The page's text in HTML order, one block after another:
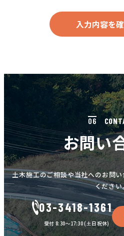
情報が漏洩しないよう対
委託業者も監督します。
示します。
公開された個人情報が事
に応じます。
個人情報の取り扱いに関
に対処します。
本個人情報保護方針は、
です。
＜個人情報に関するお問い合わせ
当社の個人情報の取扱に関する
絡ください。
日鋪建設株式会社 TEL:03-
【Googleアナリティクスの使用
当サイトでは、より良いサービ
06
お問い
土木施工のご相談や当社へのお問
ください
03-3418-1361
受付 8:30～17:30 (土日祝休)